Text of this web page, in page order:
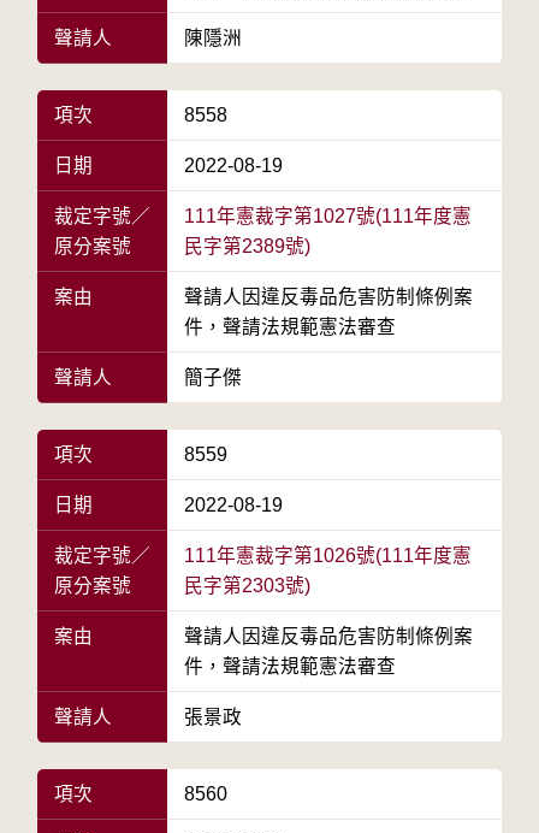
聲請人 陳隱洲
項次 8558
日期 2022-08-19
裁定字號／
原分案號
111年憲裁字第1027號(111年度憲
民字第2389號)
案由
聲請人因違反毒品危害防制條例案
件，聲請法規範憲法審查
聲請人 簡子傑
項次 8559
日期 2022-08-19
裁定字號／
原分案號
111年憲裁字第1026號(111年度憲
民字第2303號)
案由
聲請人因違反毒品危害防制條例案
件，聲請法規範憲法審查
聲請人 張景政
項次 8560